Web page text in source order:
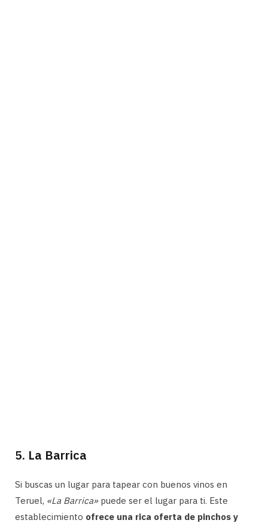
5. La Barrica
Si buscas un lugar para tapear con buenos vinos en
Teruel, «La Barrica»puede ser el lugar para ti. Este
establecimiento ofrece una rica oferta de pinchos y